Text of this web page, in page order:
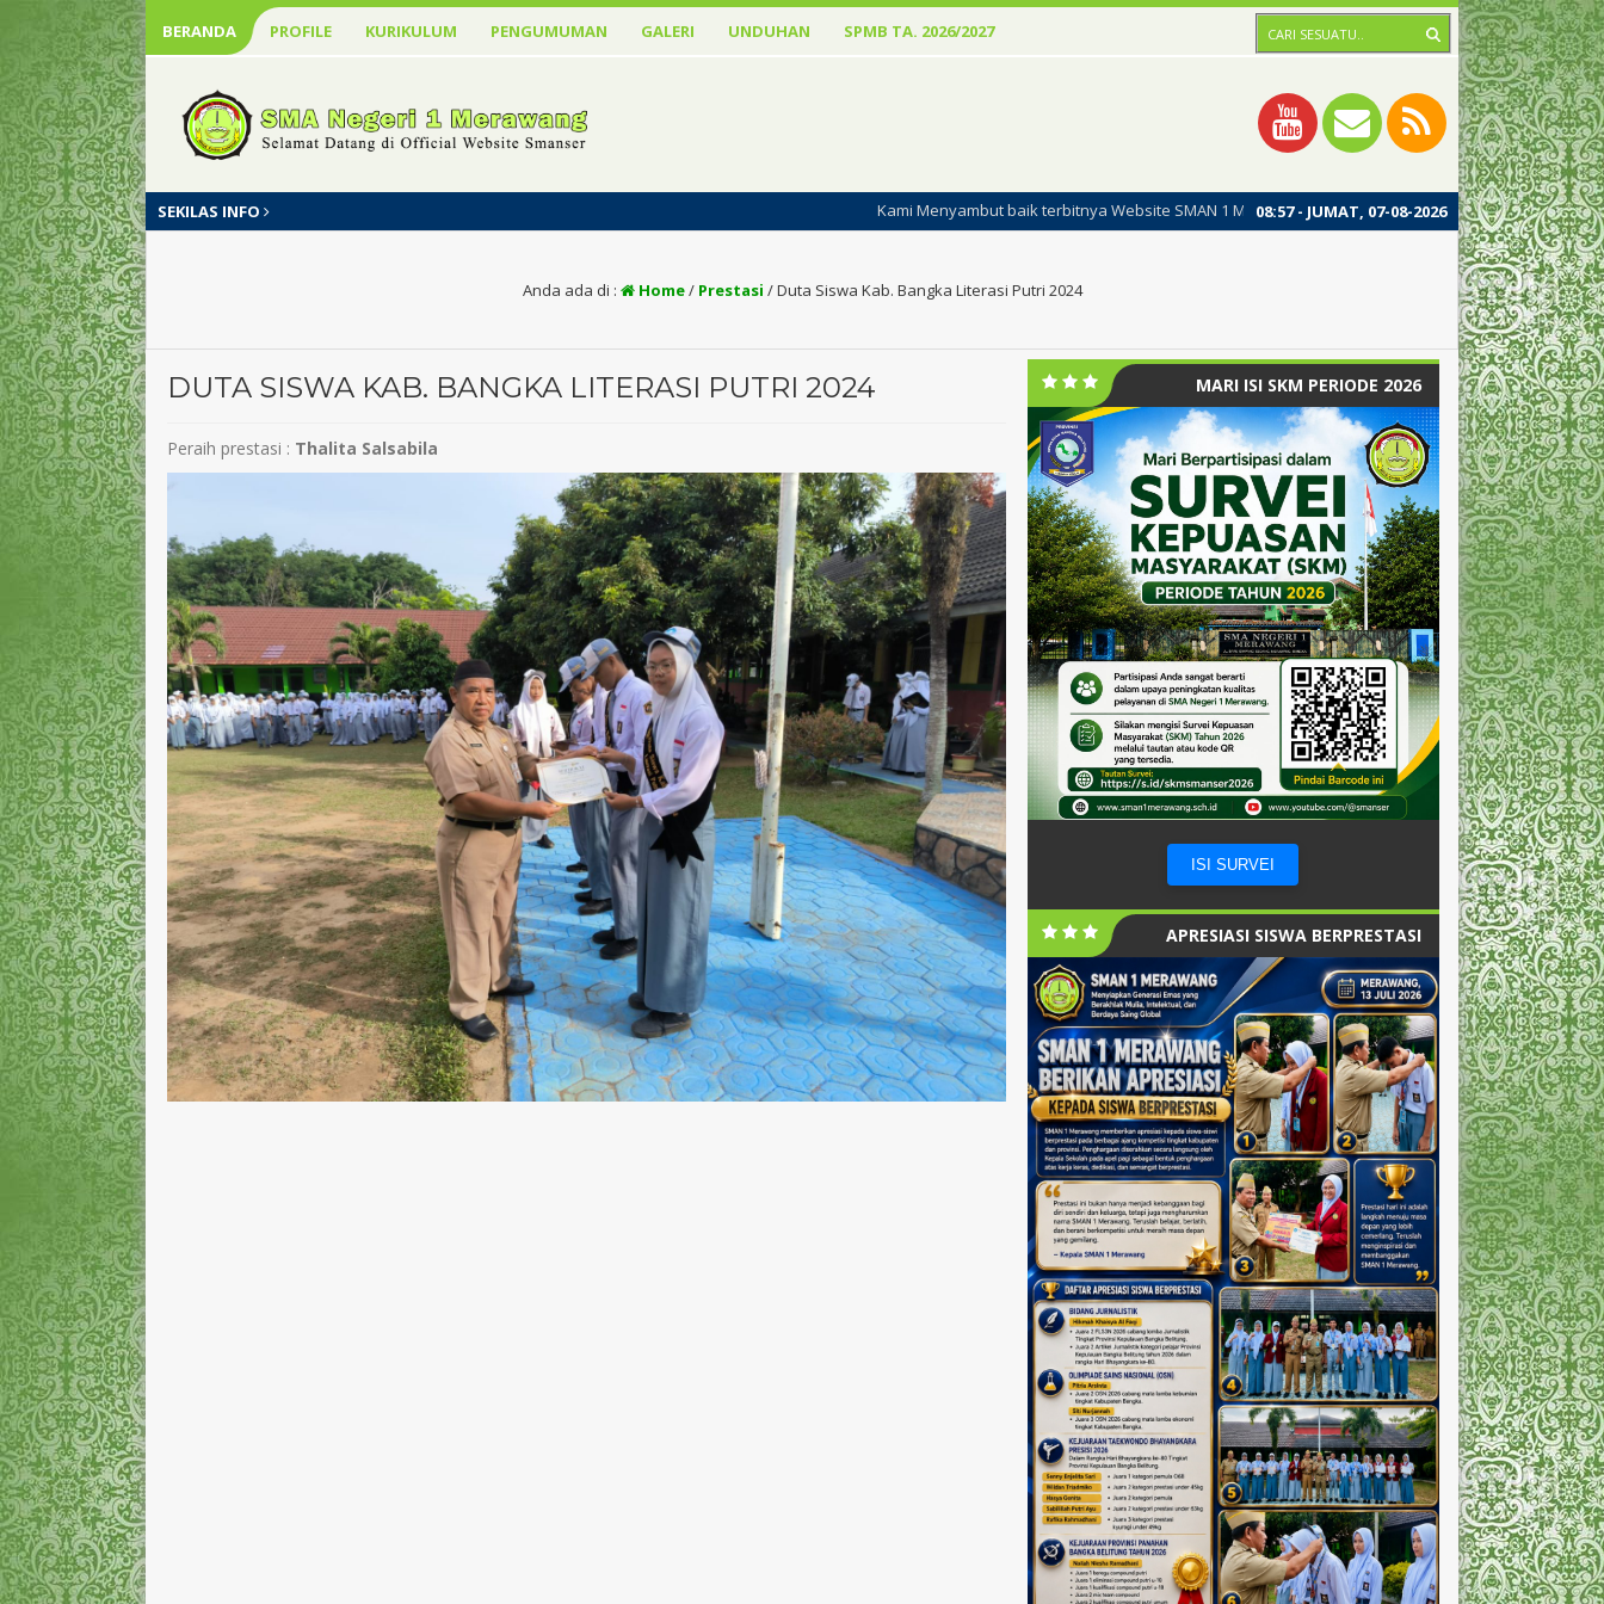
BERANDA PROFILE KURIKULUM PENGUMUMAN GALERI UNDUHAN SPMB TA. 2026/2027
SEKILAS INFO 08:57 - JUMAT, 07-08-2026
Kami Menyambut baik terbitnya Website SMAN 1 MERAWANG, dengan harapan dipublikasinya website ini dapat
Anda ada di : Home/ Prestasi /Duta Siswa Kab. Bangka Literasi Putri 2024
DUTA SISWA KAB. BANGKA LITERASI PUTRI 2024
Peraih prestasi : Thalita Salsabila
MARI ISI SKM PERIODE 2026
ISI SURVEI
APRESIASI SISWA BERPRESTASI